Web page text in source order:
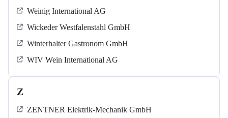
Weinig International AG
Wickeder Westfalenstahl GmbH
Winterhalter Gastronom GmbH
WIV Wein International AG
Z
ZENTNER Elektrik-Mechanik GmbH